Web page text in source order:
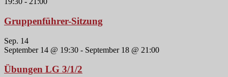
Gruppenführer-Sitzung
Sep. 14
September 14 @ 19:30 - September 18 @ 21:00
Übungen LG 3/1/2